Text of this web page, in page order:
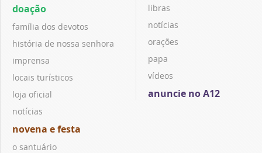
doação
família dos devotos
história de nossa senhora
imprensa
locais turísticos
loja oficial
notícias
novena e festa
o santuário
libras
notícias
orações
papa
vídeos
anuncie no A12